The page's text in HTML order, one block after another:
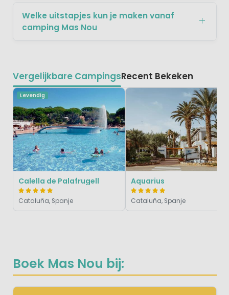
Boek Mas Nou bij:
Welke uitstapjes kun je maken vanaf
camping Mas Nou
Vergelijkbare CampingsRecent Bekeken
Levendig
Calella de Palafrugell
Cataluña, Spanje
Aquarius
Cataluña, Spanje